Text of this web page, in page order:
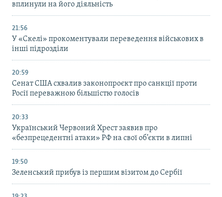
вплинули на його діяльність
21:56
У «Скелі» прокоментували переведення військових в
інші підрозділи
20:59
Cенат США схвалив законопроєкт про санкції проти
Росії переважною більшістю голосів
20:33
Український Червоний Хрест заявив про
«безпрецедентні атаки» РФ на свої об’єкти в липні
19:50
Зеленський прибув із першим візитом до Сербії